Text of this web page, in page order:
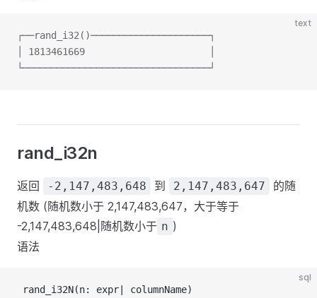
text
┌──rand_i32()─────────────────────┐
│ 1813461669                      │
└─────────────────────────────────┘
rand_i32n
返回 -2,147,483,648 到 2,147,483,647
的随
机数 (随机数小于 2,147,483,647，大于等于
-2,147,483,648|随机数小于 n )
语法
sql
rand_i32N(n: expr| columnName)